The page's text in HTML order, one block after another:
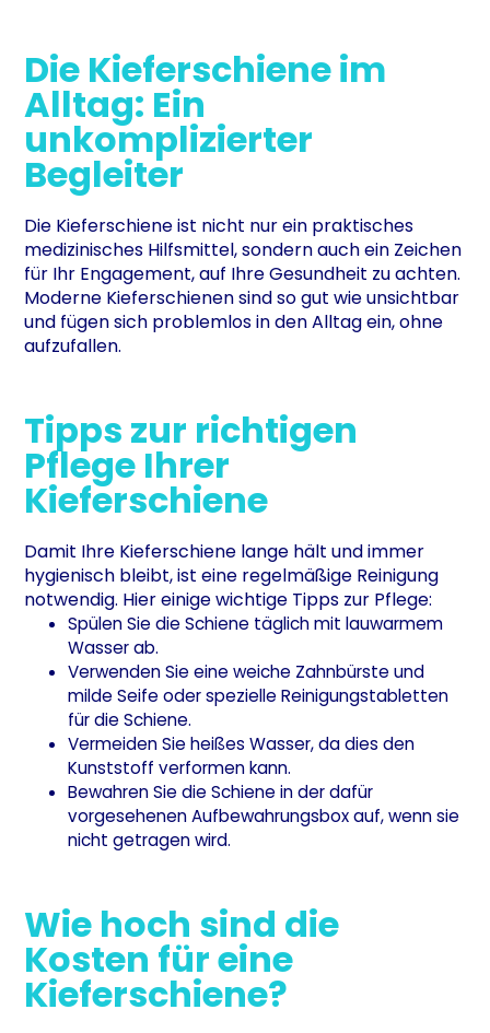
Die Kieferschiene im
Alltag: Ein
unkomplizierter
Begleiter
Die Kieferschiene ist nicht nur ein praktisches
medizinisches Hilfsmittel, sondern auch ein Zeichen
für Ihr Engagement, auf Ihre Gesundheit zu achten.
Moderne Kieferschienen sind so gut wie unsichtbar
und fügen sich problemlos in den Alltag ein, ohne
aufzufallen.
Tipps zur richtigen
Pflege Ihrer
Kieferschiene
Damit Ihre Kieferschiene lange hält und immer
hygienisch bleibt, ist eine regelmäßige Reinigung
notwendig. Hier einige wichtige Tipps zur Pflege:
Spülen Sie die Schiene täglich mit lauwarmem
Wasser ab.
Verwenden Sie eine weiche Zahnbürste und
milde Seife oder spezielle Reinigungstabletten
für die Schiene.
Vermeiden Sie heißes Wasser, da dies den
Kunststoff verformen kann.
Bewahren Sie die Schiene in der dafür
vorgesehenen Aufbewahrungsbox auf, wenn sie
nicht getragen wird.
Wie hoch sind die
Kosten für eine
Kieferschiene?